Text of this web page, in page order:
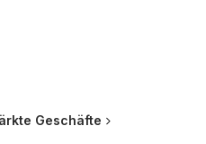
Geschäfte